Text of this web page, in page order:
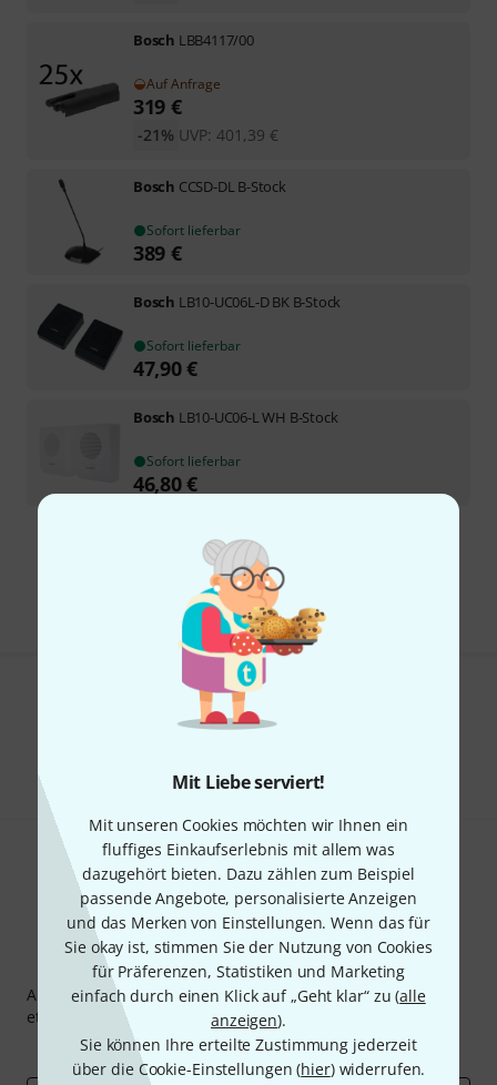
Mit Liebe serviert!
Mit unseren Cookies möchten wir Ihnen ein
fluffiges Einkaufserlebnis mit allem was
dazugehört bieten. Dazu zählen zum Beispiel
passende Angebote, personalisierte Anzeigen
und das Merken von Einstellungen. Wenn das für
Sie okay ist, stimmen Sie der Nutzung von Cookies
für Präferenzen, Statistiken und Marketing
einfach durch einen Klick auf „Geht klar“ zu (alle
anzeigen).
Sie können Ihre erteilte Zustimmung jederzeit
über die Cookie-Einstellungen (hier) widerrufen.
Bosch LBB4117/00
Auf Anfrage
319 €
UVP: 401,39 €
-21%
Bosch CCSD-DL B-Stock
Sofort lieferbar
389 €
Bosch LB10-UC06L-D BK B-Stock
Sofort lieferbar
47,90€
Bosch LB10-UC06-L WH B-Stock
Sofort lieferbar
46,80€
Kostenloser Versand ab 29 €
Alle Preise inkl. MwSt.
Gefällt Ihnen, was Sie sehen?
Thomann Newsletter
Abonniere den Thomann Newsletter und gewinne mit
etwas Glück einen von
50 Gutscheinen
Inspirierende Beiträge
Deals Thomann Insights